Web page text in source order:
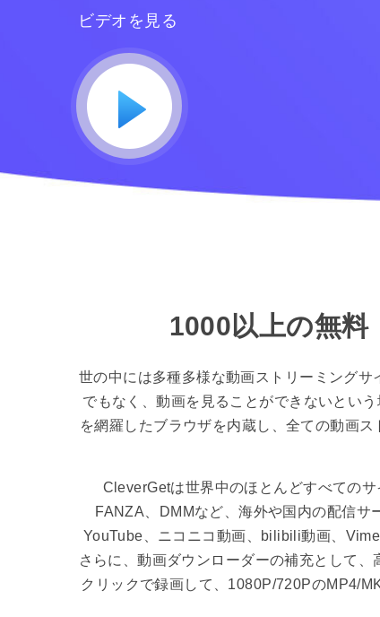
ビデオを見る
1000以上の無
世の中には多種多様な動画ストリーミング
でもなく、動画を見ることができないとい
を網羅したブラウザを内蔵し、全ての動画
CleverGetは世界中のほとんどすべての
FANZA、DMMなど、海外や国内の配信
YouTube、ニコニコ動画、bilibili動画、
さらに、動画ダウンローダーの補充として
クリックで録画して、1080P/720PのMP4/